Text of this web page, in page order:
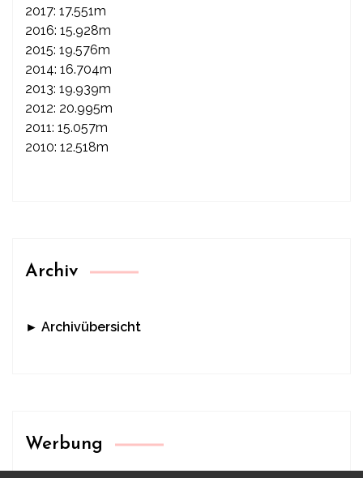
2017: 17.551m
2016: 15.928m
2015: 19.576m
2014: 16.704m
2013: 19.939m
2012: 20.995m
2011: 15.057m
2010: 12.518m
Archiv
► Archivübersicht
Werbung